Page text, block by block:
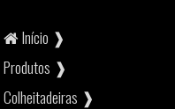
Início ❱
Produtos ❱
Colheitadeiras ❱